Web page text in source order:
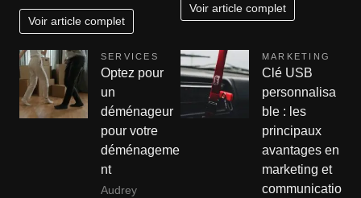
Voir article complet
Voir article complet
SERVICES
Optez pour
un
déménageur
pour votre
déménageme
nt
Audrey
MARKETING
Clé USB
personnalisa
ble : les
principaux
avantages en
marketing et
communicatio